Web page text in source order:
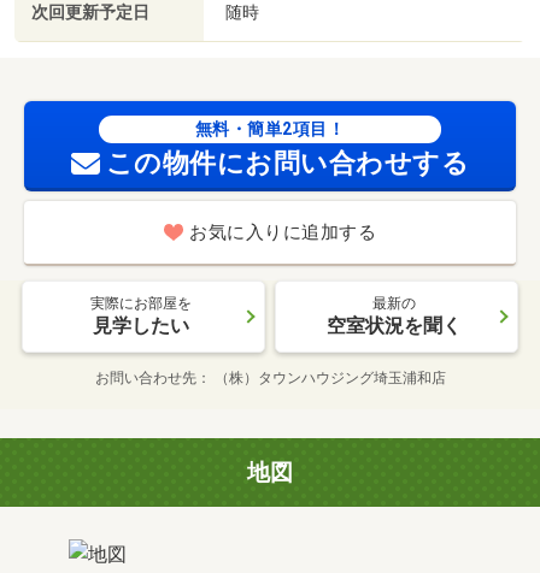
次回更新予定日 随時
無料・簡単2項目！
この物件にお問い合わせする
お気に入りに追加する
実際にお部屋を
見学したい
最新の
空室状況を聞く
お問い合わせ先 （株）タウンハウジング埼玉浦和店
地図